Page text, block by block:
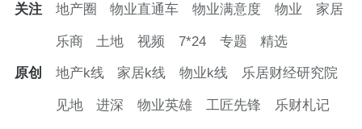
高容积率，又避免了更严格的消防配置带来巨
大的成本和公摊压力。
花池配置创昌平之最
关注 地产圈 物业直通车 物业满意度 物业 家居
乐商 土地 视频 7*24 专题 精选
原创 地产k线 家居k线 物业k线 乐居财经研究院
见地 进深 物业英雄 工匠先锋 乐财札记